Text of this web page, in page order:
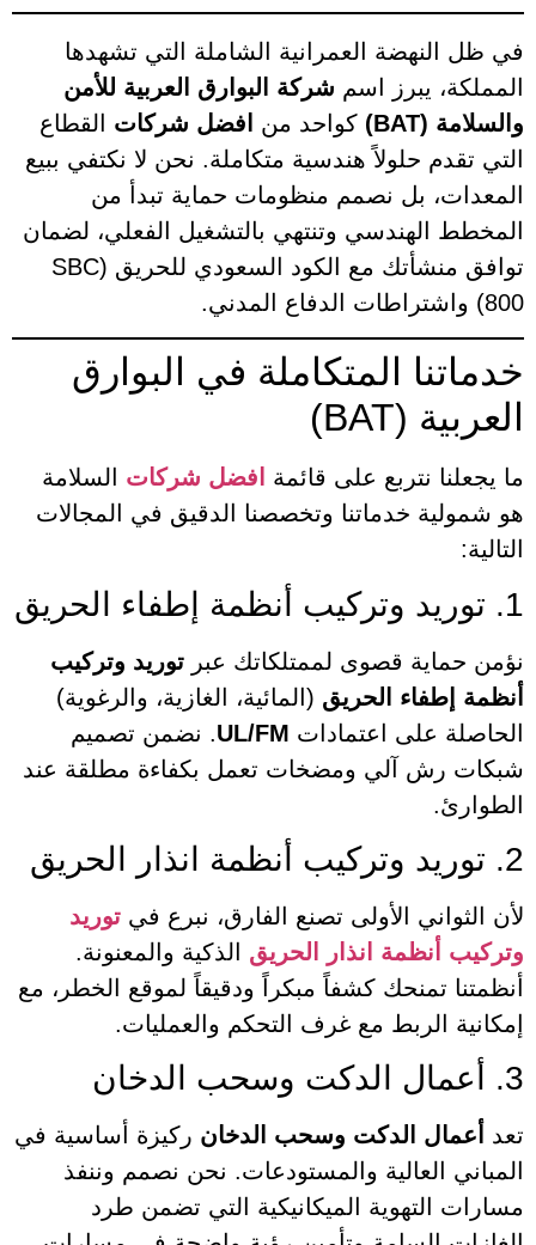
في ظل النهضة العمرانية الشاملة التي تشهدها
المملكة، يبرز اسم شركة البوارق العربية للأمن
والسلامة (BAT)
كواحد من افضل شركات القطاع
التي تقدم حلولاً هندسية متكاملة. نحن لا نكتفي ببيع
المعدات، بل نصمم منظومات حماية تبدأ من
المخطط الهندسي وتنتهي بالتشغيل الفعلي، لضمان
توافق منشأتك مع الكود السعودي للحريق (SBC
800) واشتراطات الدفاع المدني.
خدماتنا المتكاملة في البوارق
العربية (BAT)
ما يجعلنا نتربع على قائمة افضل شركات السلامة
هو شمولية خدماتنا وتخصصنا الدقيق في المجالات
التالية:
1. توريد وتركيب أنظمة إطفاء الحريق
نؤمن حماية قصوى لممتلكاتك عبر توريد وتركيب
أنظمة إطفاء الحريق (المائية، الغازية، والرغوية)
الحاصلة على اعتمادات UL/FM. نضمن تصميم
شبكات رش آلي ومضخات تعمل بكفاءة مطلقة عند
الطوارئ.
2. توريد وتركيب أنظمة انذار الحريق
لأن الثواني الأولى تصنع الفارق، نبرع في توريد
وتركيب أنظمة انذار الحريق الذكية والمعنونة.
أنظمتنا تمنحك كشفاً مبكراً ودقيقاً لموقع الخطر، مع
إمكانية الربط مع غرف التحكم والعمليات.
3. أعمال الدكت وسحب الدخان
تعد أعمال الدكت وسحب الدخان ركيزة أساسية في
المباني العالية والمستودعات. نحن نصمم وننفذ
مسارات التهوية الميكانيكية التي تضمن طرد